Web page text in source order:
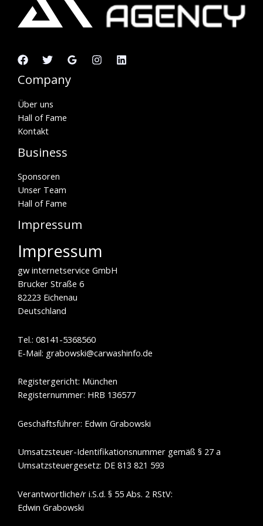
Company
Über uns
Hall of Fame
Kontakt
Business
Sponsoren
Unser Team
Hall of Fame
Impressum
Impressum
gw internetservice GmbH
Brucker Straße 6
82223 Eichenau
Deutschland
Tel.: 08141-5368560
E-Mail: grabowski@carwashinfo.de
Registergericht: München
Registernummer: HRB 136577
Geschäftsführer: Edwin Grabowski
Umsatzsteuer-Identifikationsnummer gemäß § 27 a
Umsatzsteuergesetz: DE 813 821 593
Verantwortliche/r i.S.d. § 55 Abs. 2 RStV:
Edwin Grabowski